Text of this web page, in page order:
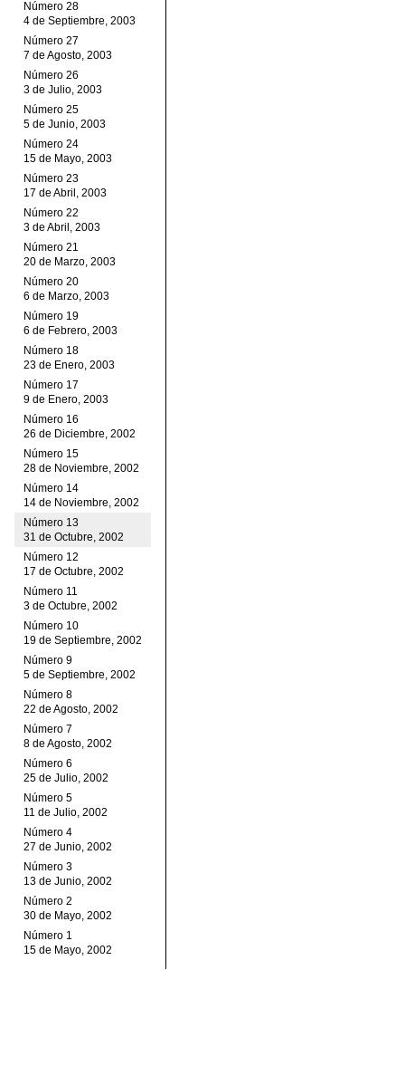
Número 28
4 de Septiembre, 2003
Número 27
7 de Agosto, 2003
Número 26
3 de Julio, 2003
Número 25
5 de Junio, 2003
Número 24
15 de Mayo, 2003
Número 23
17 de Abril, 2003
Número 22
3 de Abril, 2003
Número 21
20 de Marzo, 2003
Número 20
6 de Marzo, 2003
Número 19
6 de Febrero, 2003
Número 18
23 de Enero, 2003
Número 17
9 de Enero, 2003
Número 16
26 de Diciembre, 2002
Número 15
28 de Noviembre, 2002
Número 14
14 de Noviembre, 2002
Número 13
31 de Octubre, 2002
Número 12
17 de Octubre, 2002
Número 11
3 de Octubre, 2002
Número 10
19 de Septiembre, 2002
Número 9
5 de Septiembre, 2002
Número 8
22 de Agosto, 2002
Número 7
8 de Agosto, 2002
Número 6
25 de Julio, 2002
Número 5
11 de Julio, 2002
Número 4
27 de Junio, 2002
Número 3
13 de Junio, 2002
Número 2
30 de Mayo, 2002
Número 1
15 de Mayo, 2002